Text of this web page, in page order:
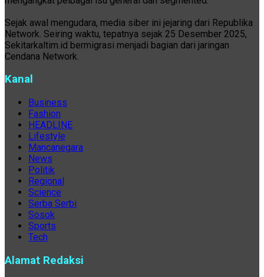
Sejak awal mengudara, media siber ini jejaring dari Republika
Network. Seiring waktu, tepatnya sejak 25 Desember 2025,
Sekitarkaltim.id bermigrasi menjadi bagian dari jaringan
Cendana Network.
Kanal
Business
Fashion
HEADLINE
Lifestyle
Mancanegara
News
Politik
Regional
Science
Serba Serbi
Sosok
Sports
Tech
Alamat Redaksi